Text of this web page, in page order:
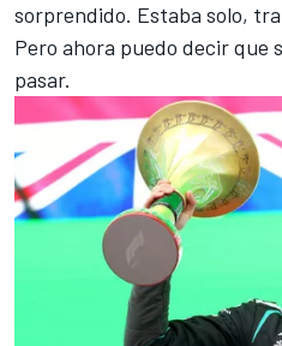
sorprendido. Estaba solo,
Pero ahora puedo decir que
pasar.